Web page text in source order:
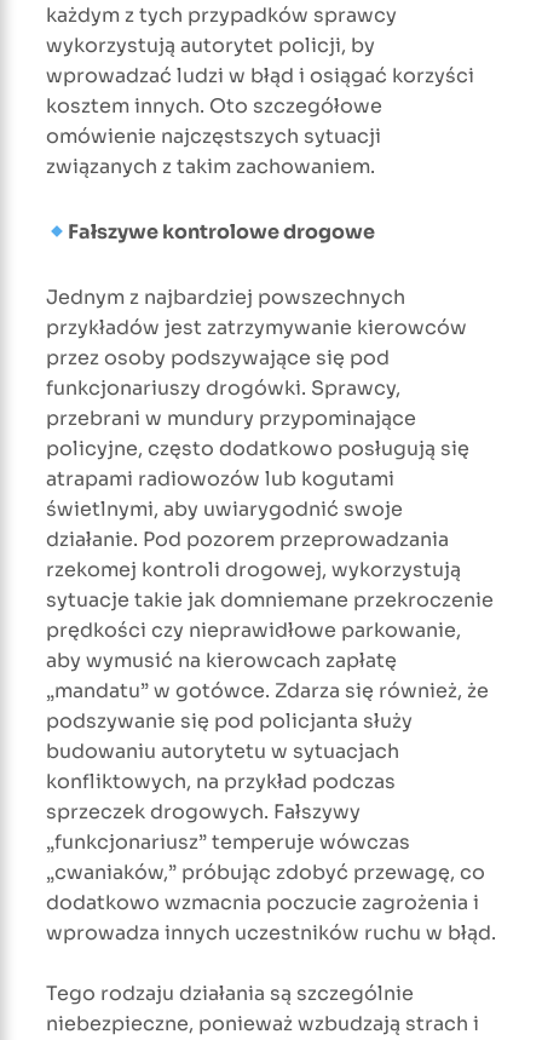
każdym z tych przypadków sprawcy
wykorzystują autorytet policji, by
wprowadzać ludzi w błąd i osiągać korzyści
kosztem innych. Oto szczegółowe
omówienie najczęstszych sytuacji
związanych z takim zachowaniem.
Fałszywe kontrolowe drogowe
Jednym z najbardziej powszechnych
przykładów jest zatrzymywanie kierowców
przez osoby podszywające się pod
funkcjonariuszy drogówki. Sprawcy,
przebrani w mundury przypominające
policyjne, często dodatkowo posługują się
atrapami radiowozów lub kogutami
świetlnymi, aby uwiarygodnić swoje
działanie. Pod pozorem przeprowadzania
rzekomej kontroli drogowej, wykorzystują
sytuacje takie jak domniemane przekroczenie
prędkości czy nieprawidłowe parkowanie,
aby wymusić na kierowcach zapłatę
„mandatu” w gotówce. Zdarza się również, że
podszywanie się pod policjanta służy
budowaniu autorytetu w sytuacjach
konfliktowych, na przykład podczas
sprzeczek drogowych. Fałszywy
„funkcjonariusz” temperuje wówczas
„cwaniaków,” próbując zdobyć przewagę, co
dodatkowo wzmacnia poczucie zagrożenia i
wprowadza innych uczestników ruchu w błąd.
Tego rodzaju działania są szczególnie
niebezpieczne, ponieważ wzbudzają strach i